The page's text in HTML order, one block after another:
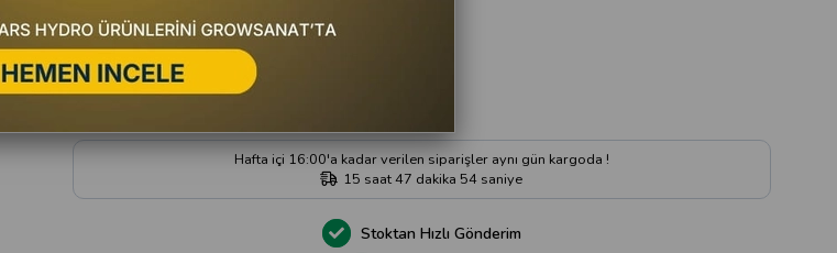
Yorum Yaz
Satıcıya Soru Sor
Hafta içi 16:00'a kadar verilen siparişler aynı gün kargoda !
15 saat47 dakika 53 saniye
Stoktan Hızlı Gönderim